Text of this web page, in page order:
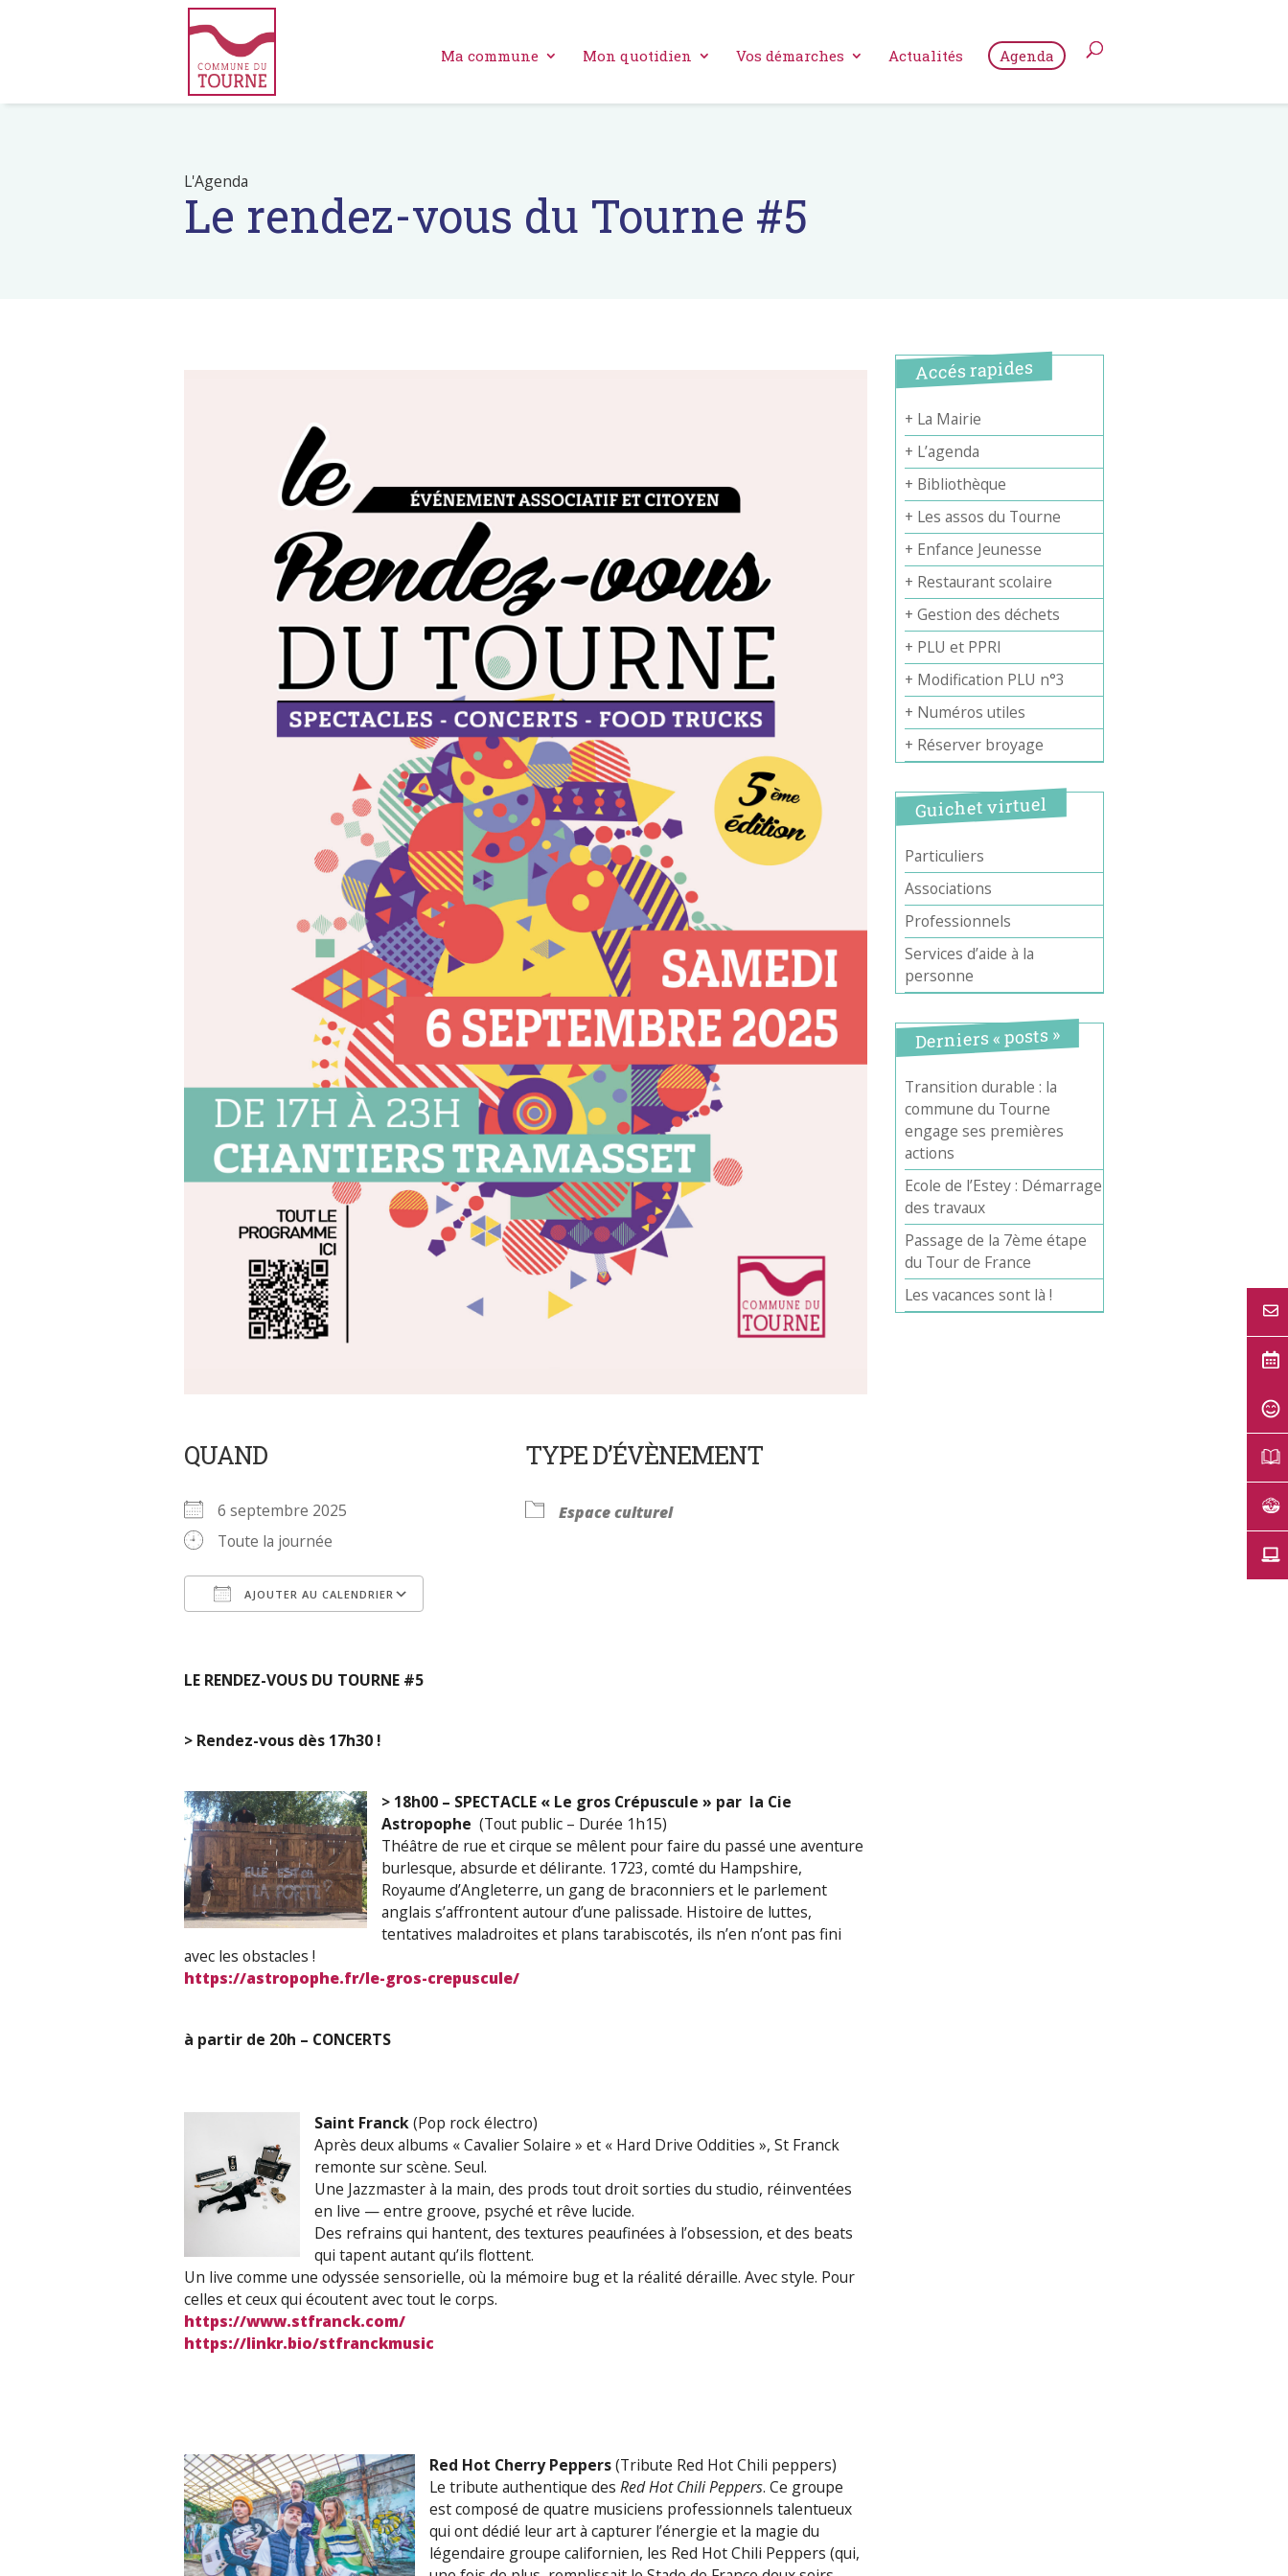
Ma commune Mon quotidien Vos démarches Actualités Agenda
L'Agenda
Le rendez-vous du Tourne #5
QUAND
6 septembre 2025
Toute la journée
AJOUTER AU CALENDRIER
TYPE D’ÉVÈNEMENT
Espace culturel
LE RENDEZ-VOUS DU TOURNE #5
> Rendez-vous dès 17h30 !
> 18h00 – SPECTACLE « Le gros Crépuscule » par la Cie
Astropophe (Tout public – Durée 1h15)
Théâtre de rue et cirque se mêlent pour faire du passé une aventure
burlesque, absurde et délirante. 1723, comté du Hampshire,
Royaume d’Angleterre, un gang de braconniers et le parlement
anglais s’affrontent autour d’une palissade. Histoire de luttes,
tentatives maladroites et plans tarabiscotés, ils n’en n’ont pas fini
avec les obstacles !
https://astropophe.fr/le-gros-crepuscule/
à partir de 20h – CONCERTS
Saint Franck(Pop rock électro)
Après deux albums « Cavalier Solaire » et « Hard Drive Oddities », St Franck
remonte sur scène. Seul.
Une Jazzmaster à la main, des prods tout droit sorties du studio, réinventées
en live — entre groove, psyché et rêve lucide.
Des refrains qui hantent, des textures peaufinées à l’obsession, et des beats
qui tapent autant qu’ils flottent.
Un live comme une odyssée sensorielle, où la mémoire bug et la réalité déraille. Avec style. Pour
celles et ceux qui écoutent avec tout le corps.
https://www.stfranck.com/
https://linkr.bio/stfranckmusic
Red Hot Cherry Peppers(Tribute Red Hot Chili peppers)
Le tribute authentique des Red Hot Chili Peppers. Ce groupe
est composé de quatre musiciens professionnels talentueux
qui ont dédié leur art à capturer l’énergie et la magie du
légendaire groupe californien, les Red Hot Chili Peppers (qui,
Accés rapides
+ La Mairie
+ L’agenda
+ Bibliothèque
+ Les assos du Tourne
+ Enfance Jeunesse
+ Restaurant scolaire
+ Gestion des déchets
+ PLU et PPRI
+ Modification PLU n°3
+ Numéros utiles
+ Réserver broyage
Guichet virtuel
Particuliers
Associations
Professionnels
Services d’aide à la
personne
Derniers « posts »
Transition durable : la
commune du Tourne
engage ses premières
actions
Ecole de l’Estey : Démarrage
des travaux
Passage de la 7ème étape
du Tour de France
Les vacances sont là !